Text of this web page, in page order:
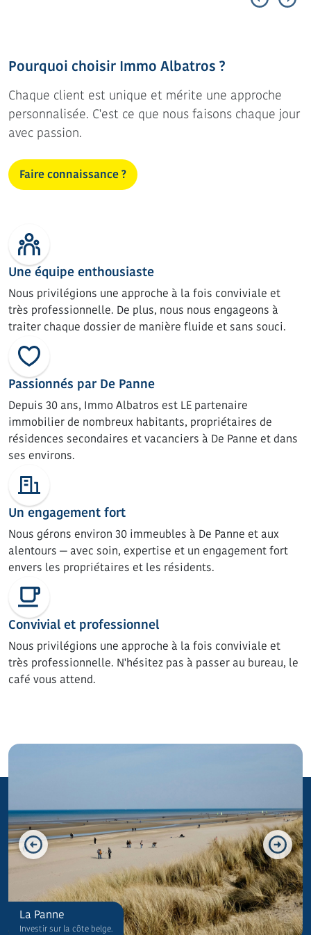
Pourquoi choisir Immo Albatros ?
Chaque client est unique et mérite une approche
personnalisée. C'est ce que nous faisons chaque jour
avec passion.
Faire connaissance ?
Une équipe enthousiaste
Nous privilégions une approche à la fois conviviale et
très professionnelle. De plus, nous nous engageons à
traiter chaque dossier de manière fluide et sans souci.
Passionnés par De Panne
Depuis 30 ans, Immo Albatros est LE partenaire
immobilier de nombreux habitants, propriétaires de
résidences secondaires et vacanciers à De Panne et dans
ses environs.
Un engagement fort
Nous gérons environ 30 immeubles à De Panne et aux
alentours — avec soin, expertise et un engagement fort
envers les propriétaires et les résidents.
Convivial et professionnel
Nous privilégions une approche à la fois conviviale et
très professionnelle. N'hésitez pas à passer au bureau, le
café vous attend.
La Panne
Investir sur la côte belge.
Déjà 30 ans votre partenaire
immobilier